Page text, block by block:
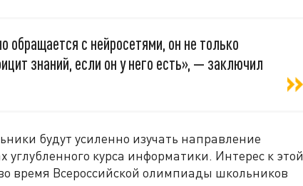
обращается с нейросетями, он не только
знаний, если он у него есть», — заключил
будут усиленно изучать направление
углубленного курса информатики. Интерес к этой
время Всероссийской олимпиады школьников